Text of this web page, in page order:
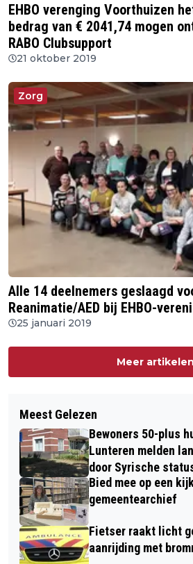
EHBO verenging Voorthuizen
bedrag van € 2041,74 mogen
RABO Clubsupport
21 oktober 2019
Zorg
Alle 14 deelnemers geslaagd
Reanimatie/AED bij EHBO-
25 januari 2019
Meer artikelen
Meest Gelezen
Bewoners 50-plus
Lunteren melden
door Syrische
Bied mee op een
gemeentearchief
Fietser raakt licht
aanrijding met